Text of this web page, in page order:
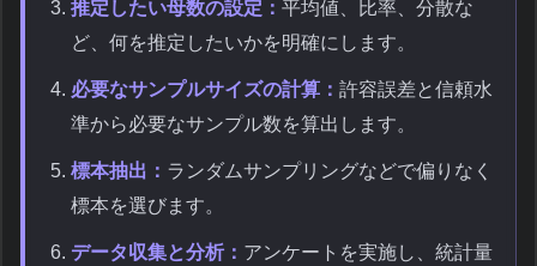
推定したい母数の設定： 平均値、比率、分散な
ど、何を推定したいかを明確にします。
必要なサンプルサイズの計算： 許容誤差と信頼水
準から必要なサンプル数を算出します。
標本抽出： ランダムサンプリングなどで偏りなく
標本を選びます。
データ収集と分析： アンケートを実施し、統計量